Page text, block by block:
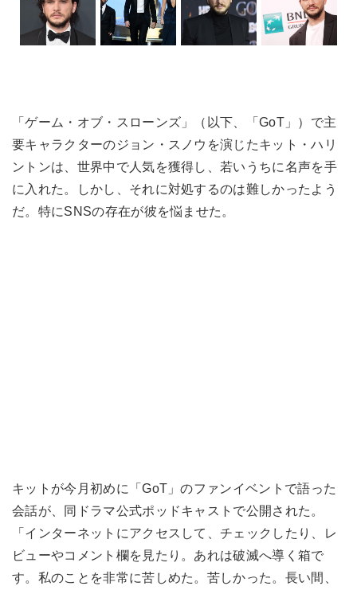
「ゲーム・オブ・スローンズ」（以下、「GoT」）で主
要キャラクターのジョン・スノウを演じたキット・ハリ
ントンは、世界中で人気を獲得し、若いうちに名声を手
に入れた。しかし、それに対処するのは難しかったよう
だ。特にSNSの存在が彼を悩ませた。
キットが今月初めに「GoT」のファンイベントで語った
会話が、同ドラマ公式ポッドキャストで公開された。
「インターネットにアクセスして、チェックしたり、レ
ビューやコメント欄を見たり。あれは破滅へ導く箱で
す。私のことを非常に苦しめた。苦しかった。長い間、